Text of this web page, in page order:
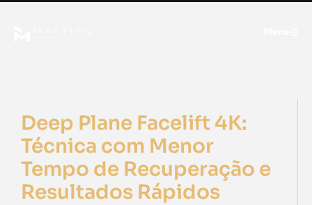
Deep Plane Facelift 4K:
Técnica com Menor
Tempo de Recuperação e
Resultados Rápidos